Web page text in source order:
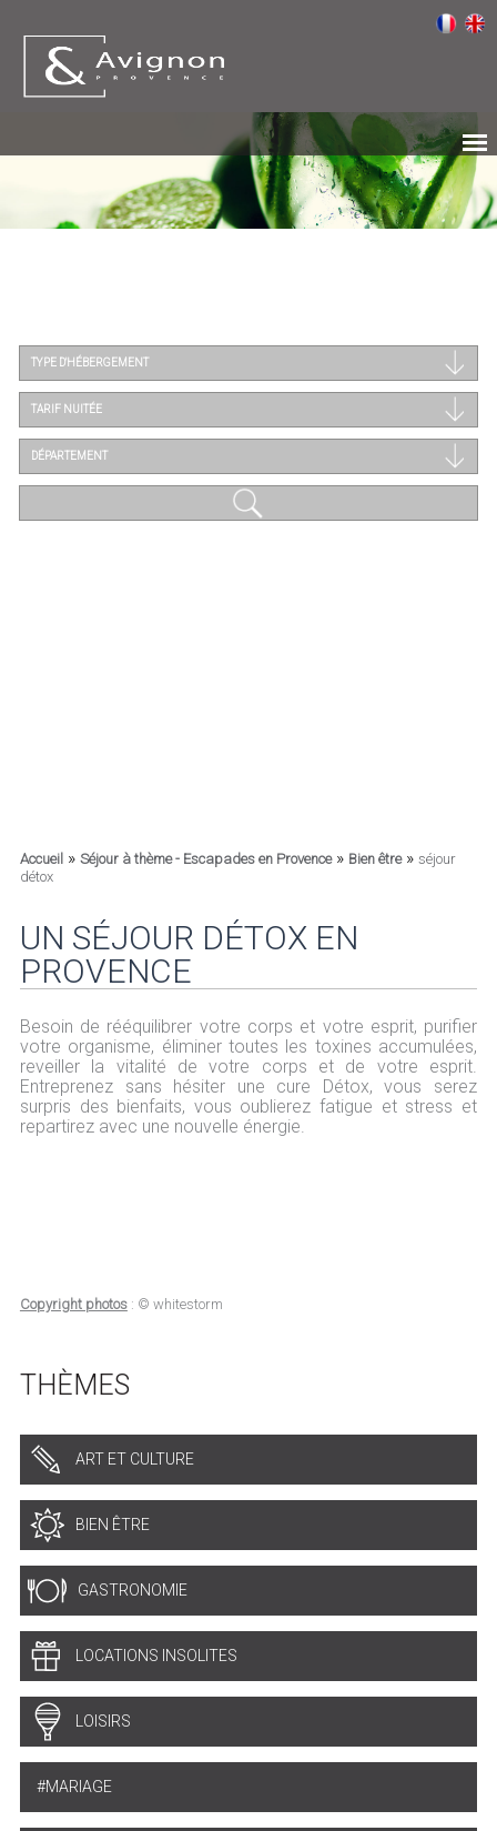
TYPE D'HÉBERGEMENT
TARIF NUITÉE
DÉPARTEMENT
Accueil» Séjour à thème - Escapades en Provence» Bien être» séjour
détox
UN SÉJOUR DÉTOX EN
PROVENCE
Besoin de rééquilibrer votre corps et votre esprit, purifier
votre organisme, éliminer toutes les toxines accumulées,
reveiller la vitalité de votre corps et de votre esprit.
Entreprenez sans hésiter une cure Détox, vous serez
surpris des bienfaits, vous oublierez fatigue et stress et
repartirez avec une nouvelle énergie.
Copyright photos: © whitestorm
THÈMES
ART ET CULTURE
BIEN ÊTRE
GASTRONOMIE
LOCATIONS INSOLITES
LOISIRS
MARIAGE